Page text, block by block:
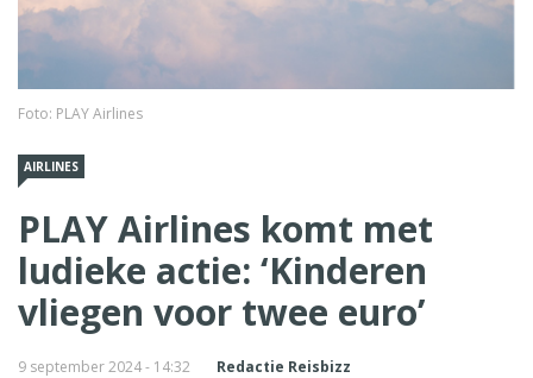
Foto: PLAY Airlines
AIRLINES
PLAY Airlines komt met
ludieke actie: ‘Kinderen
vliegen voor twee euro’
9 september 2024 - 14:32 Redactie Reisbizz